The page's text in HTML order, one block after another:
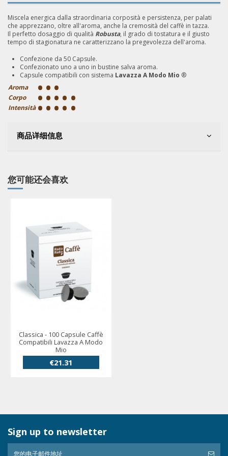
Miscela energica dalla straordinaria corposità e persistenza, per palati
che apprezzano, oltre all'aroma, anche la cremosità del caffè in tazza.
Il perfetto dosaggio di qualità Robusta, il grado di tostatura e il giusto
tempo di stagionatura ne caratterizzano la pregevolezza dell'aroma.
Confezione da 50 Capsule.
Confezionato uno a uno in bustine salva aroma.
Capsule compatibili con sistema Lavazza A Modo Mio ®
Aroma
•••
Corpo •••••
Intensità •••••
商品详细信息
您可能还会喜欢
Classica - 100 Capsule Caffè
Compatibili Lavazza A Modo
Mio
€21.31
Sign up to newsletter